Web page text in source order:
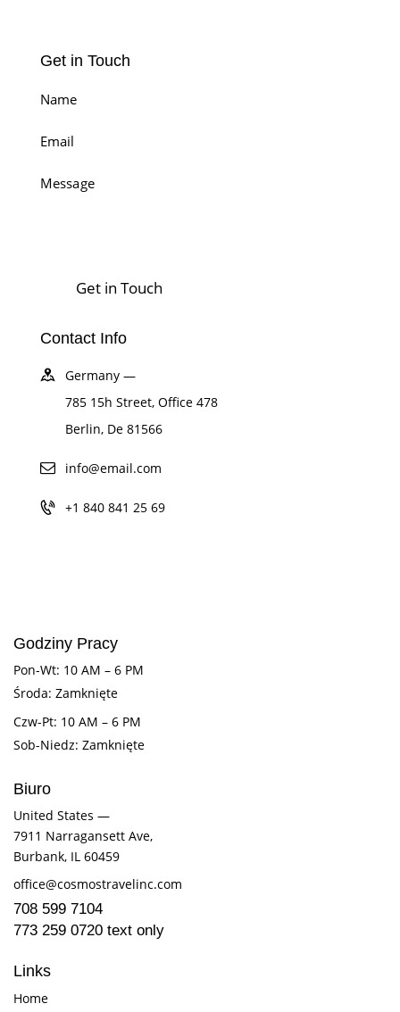
Get in Touch
Contact Info
Germany —
785 15h Street, Office 478
Berlin, De 81566
info@email.com
+1 840 841 25 69
Godziny Pracy
Pon-Wt: 10 AM – 6 PM
Środa: Zamknięte
Czw-Pt: 10 AM – 6 PM
Sob-Niedz: Zamknięte
Biuro
United States —
7911 Narragansett Ave,
Burbank, IL 60459
office@cosmostravelinc.com
708 599 7104
773 259 0720 text only
Links
Home